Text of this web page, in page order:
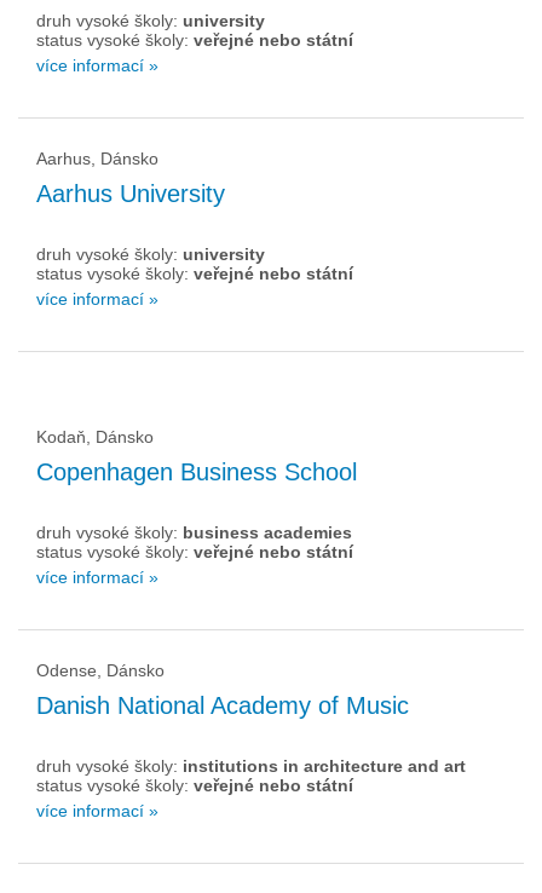
druh vysoké školy: university
status vysoké školy: veřejné nebo státní
více informací »
Aarhus, Dánsko
Aarhus University
druh vysoké školy: university
status vysoké školy: veřejné nebo státní
více informací »
Kodaň, Dánsko
Copenhagen Business School
druh vysoké školy: business academies
status vysoké školy: veřejné nebo státní
více informací »
Odense, Dánsko
Danish National Academy of Music
druh vysoké školy: institutions in architecture and art
status vysoké školy: veřejné nebo státní
více informací »